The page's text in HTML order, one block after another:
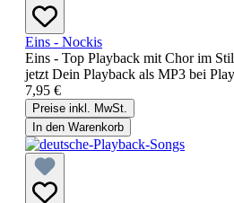
Eins - Nockis
Eins - Top Playback mit Chor im
jetzt Dein Playback als MP3 bei
7,95 €
Preise inkl. MwSt.
In den Warenkorb